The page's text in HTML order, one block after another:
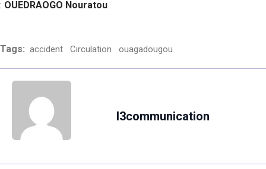
: OUEDRAOGO Nouratou
Tags: accident Circulation ouagadougou
l3communication